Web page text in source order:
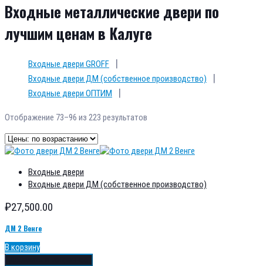
Входные металлические двери по
лучшим ценам в Калуге
Входные двери GROFF
Входные двери ДМ (собственное производство)
Входные двери ОПТИМ
Отображение 73–96 из 223 результатов
Входные двери
Входные двери ДМ (собственное производство)
₽27,500.00
ДМ 2 Венге
В корзину